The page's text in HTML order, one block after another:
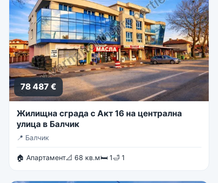
78 487 €
Жилищна сграда с Акт 16 на централна
улица в Балчик
📍 Балчик
🏠 Апартамент📐 68 кв.м🛏 1🛁 1